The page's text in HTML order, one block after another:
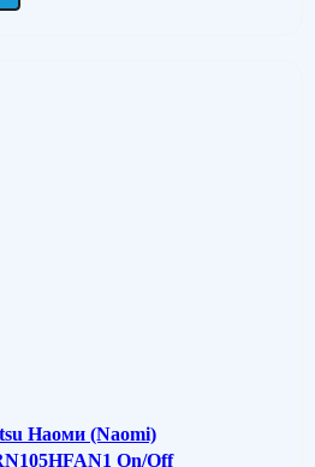
Наоми (Naomi)
On/Off